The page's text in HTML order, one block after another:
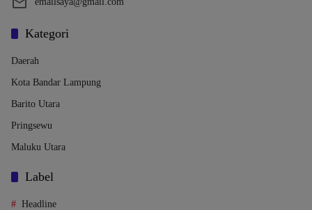
Kategori
Daerah
Kota Bandar Lampung
Barito Utara
Pringsewu
Maluku Utara
Label
Headline